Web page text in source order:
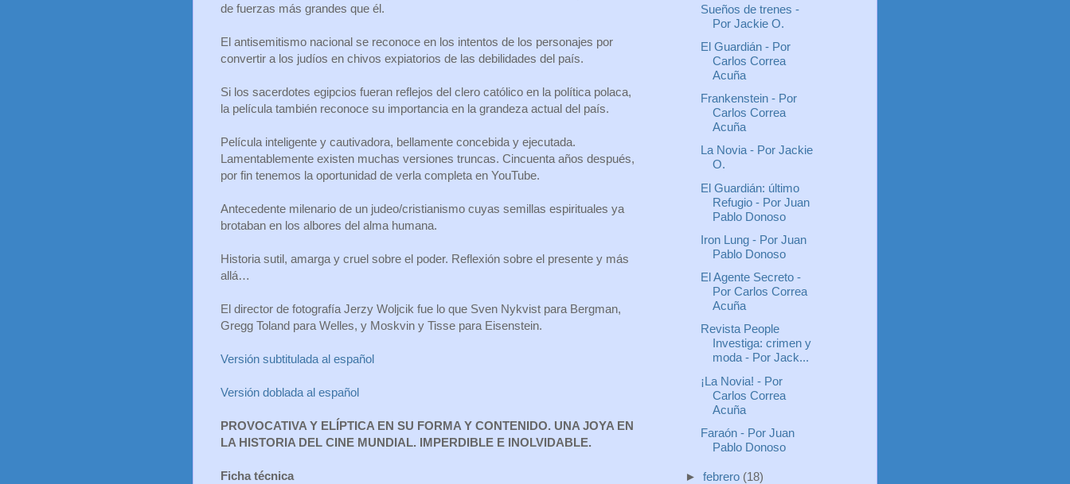
de fuerzas más grandes que él.
El antisemitismo nacional se reconoce en los intentos de los personajes por
convertir a los judíos en chivos expiatorios de las debilidades del país.
Si los sacerdotes egipcios fueran reflejos del clero católico en la política polaca,
la película también reconoce su importancia en la grandeza actual del país.
Película inteligente y cautivadora, bellamente concebida y ejecutada.
Lamentablemente existen muchas versiones truncas. Cincuenta años después,
por fin tenemos la oportunidad de verla completa en YouTube.
Antecedente milenario de un judeo/cristianismo cuyas semillas espirituales ya
brotaban en los albores del alma humana.
Historia sutil, amarga y cruel sobre el poder. Reflexión sobre el presente y más
allá…
El director de fotografía Jerzy Woljcik fue lo que Sven Nykvist para Bergman,
Gregg Toland para Welles, y Moskvin y Tisse para Eisenstein.
Versión subtitulada al español
Versión doblada al español
PROVOCATIVA Y ELÍPTICA EN SU FORMA Y CONTENIDO. UNA JOYA EN
LA HISTORIA DEL CINE MUNDIAL. IMPERDIBLE E INOLVIDABLE.
Ficha técnica
Sueños de trenes -
Por Jackie O.
El Guardián - Por
Carlos Correa
Acuña
Frankenstein - Por
Carlos Correa
Acuña
La Novia - Por Jackie
O.
El Guardián: último
Refugio - Por Juan
Pablo Donoso
Iron Lung - Por Juan
Pablo Donoso
El Agente Secreto -
Por Carlos Correa
Acuña
Revista People
Investiga: crimen y
moda - Por Jack...
¡La Novia! - Por
Carlos Correa
Acuña
Faraón - Por Juan
Pablo Donoso
► febrero (18)